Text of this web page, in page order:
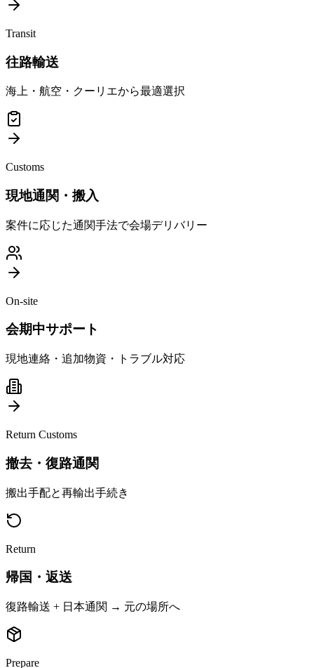
Transit
往路輸送
海上・航空・クーリエから最適選択
Customs
現地通関・搬入
案件に応じた通関手法で会場デリバリー
On-site
会期中サポート
現地連絡・追加物資・トラブル対応
Return Customs
撤去・復路通関
搬出手配と再輸出手続き
Return
帰国・返送
復路輸送 + 日本通関 → 元の場所へ
Prepare